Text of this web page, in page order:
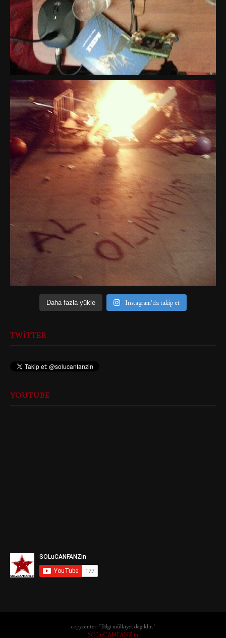
Daha fazla yükle Instagram'da takip et
TWITTER
YOUTUBE
copycenter: "Bilgi mülkiyet değildir."
SOLuCANFANZ.in